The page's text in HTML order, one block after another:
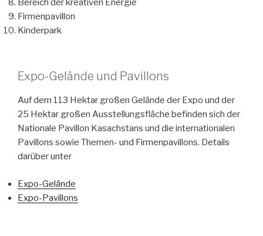
Firmenpavillon
Kinderpark
Expo-Gelände und Pavillons
Auf dem 113 Hektar großen Gelände der Expo und der
25 Hektar großen Ausstellungsfläche befinden sich der
Nationale Pavillon Kasachstans und die internationalen
Pavillons sowie Themen- und Firmenpavillons. Details
darüber unter
Expo-Gelände
Expo-Pavillons